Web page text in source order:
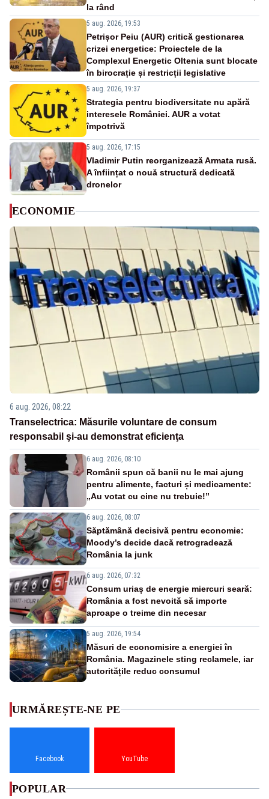
la rând
5 aug. 2026, 19:53
Petrișor Peiu (AUR) critică gestionarea
crizei energetice: Proiectele de la
Complexul Energetic Oltenia sunt blocate
în birocrație și restricții legislative
5 aug. 2026, 19:37
Strategia pentru biodiversitate nu apără
interesele României. AUR a votat
împotrivă
5 aug. 2026, 17:15
Vladimir Putin reorganizează Armata rusă.
A înființat o nouă structură dedicată
dronelor
ECONOMIE
6 aug. 2026, 08:22
Transelectrica: Măsurile voluntare de consum
responsabil şi-au demonstrat eficienţa
6 aug. 2026, 08:10
Românii spun că banii nu le mai ajung
pentru alimente, facturi și medicamente:
„Au votat cu cine nu trebuie!”
6 aug. 2026, 08:07
Săptămână decisivă pentru economie:
Moody’s decide dacă retrogradează
România la junk
6 aug. 2026, 07:32
Consum uriaș de energie miercuri seară:
România a fost nevoită să importe
aproape o treime din necesar
5 aug. 2026, 19:54
Măsuri de economisire a energiei în
România. Magazinele sting reclamele, iar
autoritățile reduc consumul
URMĂREȘTE-NE PE
Facebook YouTube
POPULAR